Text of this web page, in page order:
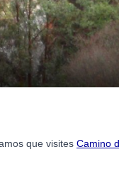
que visites Camino